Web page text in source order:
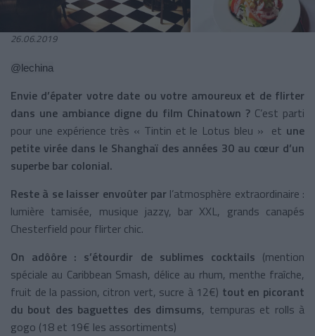
26.06.2019
@lechina
Envie d’épater votre date ou votre amoureux et de flirter
dans une ambiance digne du film Chinatown ? C’est parti
pour une expérience très « Tintin et le Lotus bleu » et une
petite virée dans le Shanghaï des années 30 au cœur d’un
superbe bar colonial.
Reste à se laisser envoûter par l’atmosphère extraordinaire :
lumière tamisée, musique jazzy, bar XXL, grands canapés
Chesterfield pour flirter chic.
On adôôre : s’étourdir de sublimes cocktails (mention
spéciale au Caribbean Smash, délice au rhum, menthe fraîche,
fruit de la passion, citron vert, sucre à 12€) tout en picorant
du bout des baguettes des dimsums, tempuras et rolls à
gogo (18 et 19€ les assortiments)